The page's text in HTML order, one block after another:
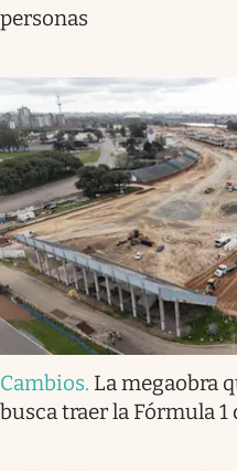
personas
Cambios. La megaobra
busca traer la Fórmula